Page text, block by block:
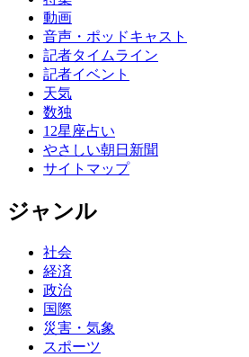
動画
音声・ポッドキャスト
記者タイムライン
記者イベント
天気
数独
12星座占い
やさしい朝日新聞
サイトマップ
ジャンル
社会
経済
政治
国際
災害・気象
スポーツ